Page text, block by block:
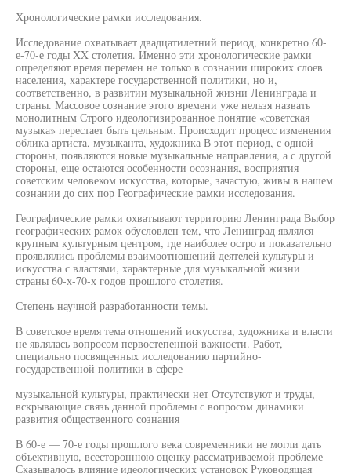
Хронологические рамки исследования.
Исследование охватывает двадцатилетний период, конкретно 60-
е-70-е годы XX столетия. Именно эти хронологические рамки
определяют время перемен не только в сознании широких слоев
населения, характере государственной политики, но и,
соответственно, в развитии музыкальной жизни Ленинграда и
страны. Массовое сознание этого времени уже нельзя назвать
монолитным Строго идеологизированное понятие «советская
музыка» перестает быть цельным. Происходит процесс изменения
облика артиста, музыканта, художника В этот период, с одной
стороны, появляются новые музыкальные направления, а с другой
стороны, еще остаются особенности осознания, восприятия
советским человеком искусства, которые, зачастую, живы в нашем
сознании до сих пор Географические рамки исследования.
Географические рамки охватывают территорию Ленинграда Выбор
географических рамок обусловлен тем, что Ленинград являлся
крупным культурным центром, где наиболее остро и показательно
проявлялись проблемы взаимоотношений деятелей культуры и
искусства с властями, характерные для музыкальной жизни
страны 60-х-70-х годов прошлого столетия.
Степень научной разработанности темы.
В советское время тема отношений искусства, художника и власти
не являлась вопросом первостепенной важности. Работ,
специально посвященных исследованию партийно-
государственной политики в сфере
музыкальной культуры, практически нет Отсутствуют и труды,
вскрывающие связь данной проблемы с вопросом динамики
развития общественного сознания
В 60-е — 70-е годы прошлого века современники не могли дать
объективную, всестороннюю оценку рассматриваемой проблеме
Сказывалось влияние идеологических установок Руководящая